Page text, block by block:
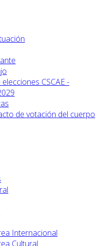
CSCAE -
de votación del cuerpo
Internacional
Cultural